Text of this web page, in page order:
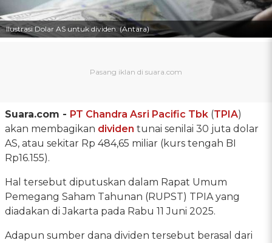
Ilustrasi Dolar AS untuk dividen. (Antara)
Suara.com - PT Chandra Asri Pacific Tbk (TPIA)
akan membagikan dividen tunai senilai 30 juta dolar
AS, atau sekitar Rp 484,65 miliar (kurs tengah BI
Rp16.155).
Hal tersebut diputuskan dalam Rapat Umum
Pemegang Saham Tahunan (RUPST) TPIA yang
diadakan di Jakarta pada Rabu 11 Juni 2025.
Adapun sumber dana dividen tersebut berasal dari